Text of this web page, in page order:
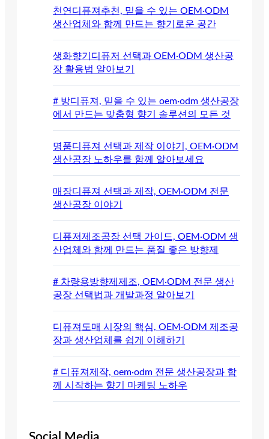
천연디퓨져추천, 믿을 수 있는 OEM·ODM
생산업체와 함께 만드는 향기로운 공간
생화향기디퓨저 선택과 OEM·ODM 생산공
장 활용법 알아보기
# 방디퓨져, 믿을 수 있는 oem·odm 생산공장
에서 만드는 맞춤형 향기 솔루션의 모든 것
명품디퓨져 선택과 제작 이야기, OEM·ODM
생산공장 노하우를 함께 알아보세요
매장디퓨져 선택과 제작, OEM·ODM 전문
생산공장 이야기
디퓨저제조공장 선택 가이드, OEM·ODM 생
산업체와 함께 만드는 품질 좋은 방향제
# 차량용방향제제조, OEM·ODM 전문 생산
공장 선택법과 개발과정 알아보기
디퓨져도매 시장의 핵심, OEM·ODM 제조공
장과 생산업체를 쉽게 이해하기
# 디퓨져제작, oem·odm 전문 생산공장과 함
께 시작하는 향기 마케팅 노하우